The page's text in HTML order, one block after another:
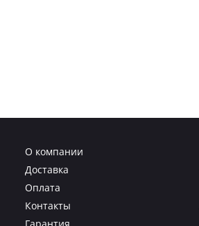
О компании
Доставка
Оплата
Контакты